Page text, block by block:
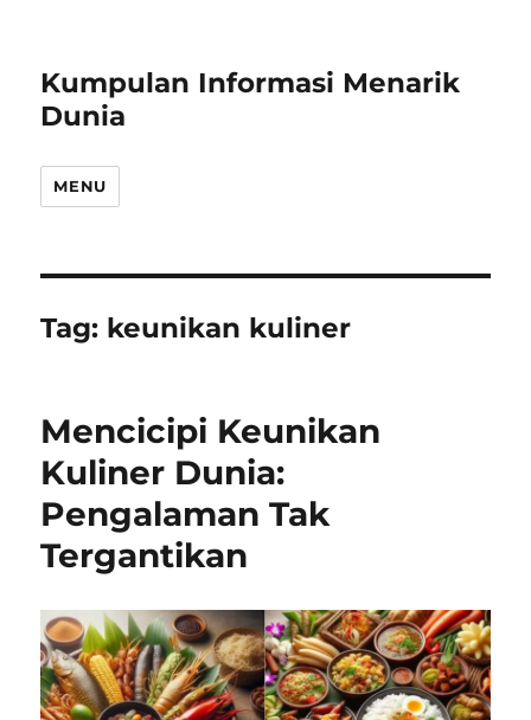
Kumpulan Informasi Menarik
Dunia
MENU
Tag: keunikan kuliner
Mencicipi Keunikan
Kuliner Dunia:
Pengalaman Tak
Tergantikan